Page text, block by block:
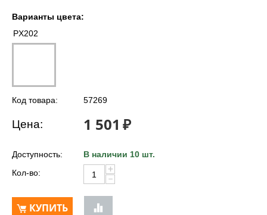
Варианты цвета:
PX202
Код товара: 57269
Цена: 1 501 ₽
Доступность:
В наличии 10 шт.
Кол-во:
+
−
КУПИТЬ